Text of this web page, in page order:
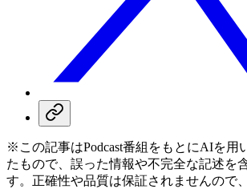
※この記事はPodcast番組をもとにAIを用
たもので、誤った情報や不完全な記述を
す。正確性や品質は保証されませんので